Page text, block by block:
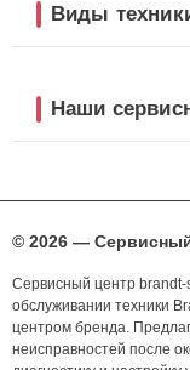
Виды
Наши
© 2026 —
Сервисный центр brandt-
обслуживании техники
центром бренда.
неисправностей после